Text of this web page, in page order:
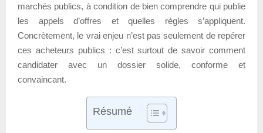
marchés publics, à condition de bien comprendre qui publie
les appels d’offres et quelles règles s’appliquent.
Concrètement, le vrai enjeu n’est pas seulement de repérer
ces acheteurs publics : c’est surtout de savoir comment
candidater avec un dossier solide, conforme et
convaincant.
Résumé